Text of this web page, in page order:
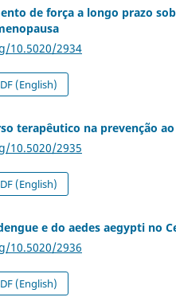
de força a longo prazo
10.5020/2934
(English)
terapêutico na prevenção
10.5020/2935
(English)
e do aedes aegypti no
10.5020/2936
(English)